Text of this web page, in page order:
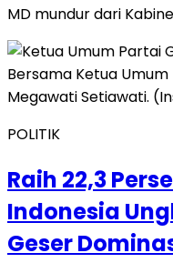
MD mundur dari
POLITIK
Raih 22,3
Indonesia
Geser